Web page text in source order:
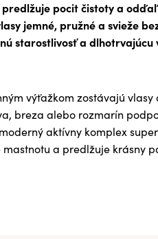
predlžuje pocit čistoty a
jemné, pružné a svieže
starostlivosť a dlhotrvajúcu
výťažkom zostávajú vlasy
breza alebo rozmarín
aktívny komplex
a predlžuje krásny